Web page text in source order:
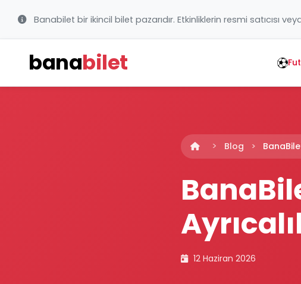
Banabilet bir ikincil bilet pazarıdır. Etkinliklerin resmi satıcısı
banabilet
Blog
12 Haziran 2026